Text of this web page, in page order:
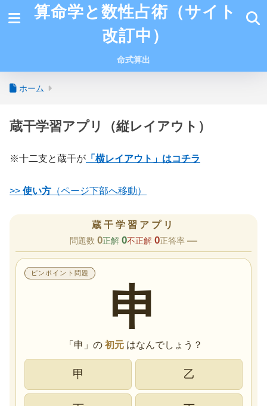
算命学と数性占術（サイト
改訂中）
命式算出
ホーム
蔵干学習アプリ（縦レイアウト）
※十二支と蔵干が 「横レイアウト」はコチラ
>> 使い方 （ページ下部へ移動）